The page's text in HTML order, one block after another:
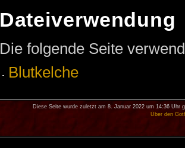
Dateiverwendung
Die folgende Seite
Blutkelche
Diese Seite wurde zuletzt am 8. Januar 2022 um 14:36 Uhr
Über den